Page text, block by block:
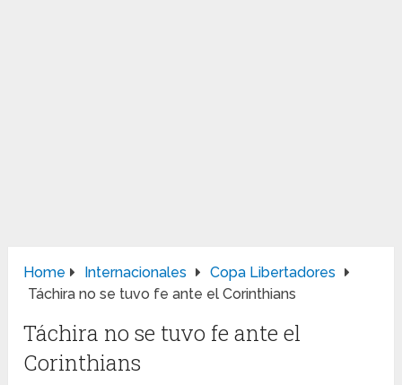
Home Internacionales
Copa Libertadores
Táchira no se tuvo fe ante el Corinthians
Táchira no se tuvo fe ante el
Corinthians